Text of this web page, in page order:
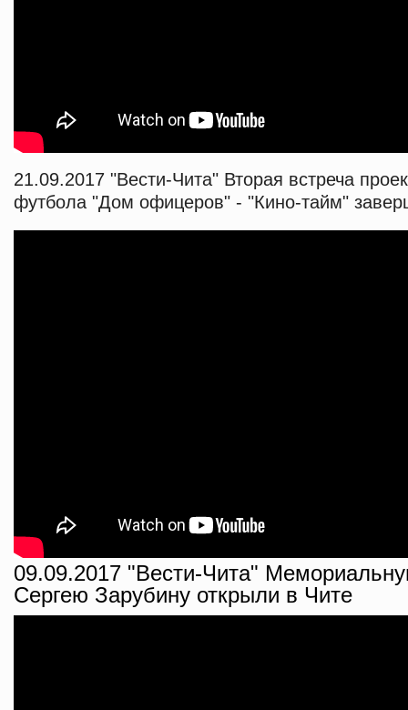
21.09.2017 "Вести-Чита" Вторая встреча
футбола "Дом офицеров" - "Кино-тайм"
09.09.2017 "Вести-Чита"
Сергею Зарубину открыли в Чите